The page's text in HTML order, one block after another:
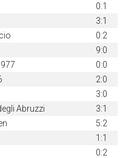
0:1
3:1
0:2
9:0
0:0
2:0
3:0
Abruzzi
3:1
5:2
1:1
0:2